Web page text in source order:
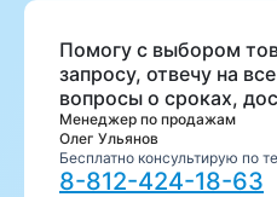
Помогу с выбором
запросу, отвечу на
вопросы о сроках,
Менеджер по продажам
Олег Ульянов
Бесплатно консультирую по
8-812-424-18-63